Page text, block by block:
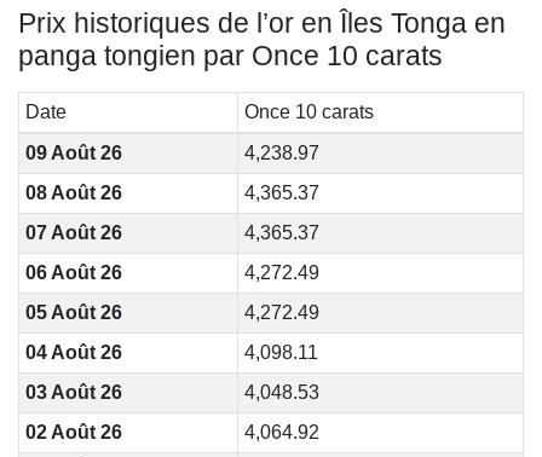
Prix historiques de l’or en Îles Tonga en
panga tongien par Once 10 carats
Date
Once 10 carats
09 Août 26
4,238.97
08 Août 26
4,365.37
07 Août 26
4,365.37
06 Août 26
4,272.49
05 Août 26
4,272.49
04 Août 26
4,098.11
03 Août 26
4,048.53
02 Août 26
4,064.92